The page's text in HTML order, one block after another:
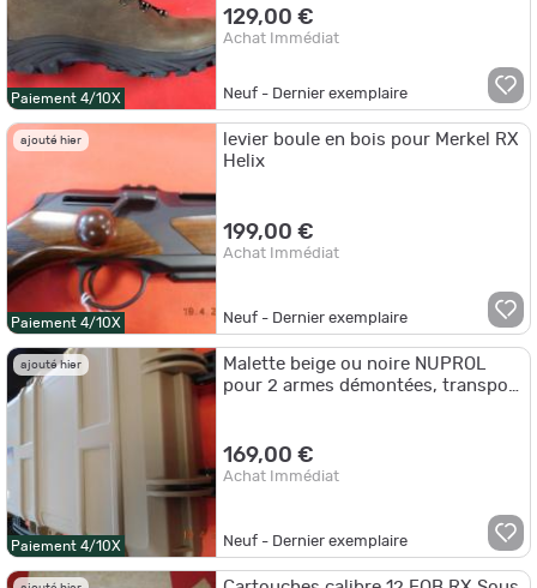
Paiement 4/10X
129,00 €
Achat Immédiat
Neuf - Dernier exemplaire
ajouté hier
Paiement 4/10X
levier boule en bois pour Merkel RX
Helix
199,00 €
Achat Immédiat
Neuf - Dernier exemplaire
ajouté hier
Paiement 4/10X
Malette beige ou noire NUPROL
pour 2 armes démontées, transport
169,00 €
Achat Immédiat
Neuf - Dernier exemplaire